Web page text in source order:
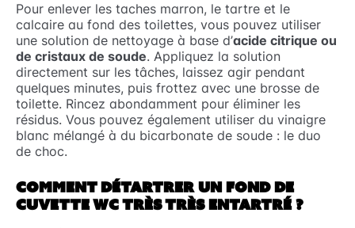
Pour enlever les taches marron, le tartre et le
calcaire au fond des toilettes, vous pouvez utiliser
une solution de nettoyage à base d’acide citrique ou
de cristaux de soude. Appliquez la solution
directement sur les tâches, laissez agir pendant
quelques minutes, puis frottez avec une brosse de
toilette. Rincez abondamment pour éliminer les
résidus. Vous pouvez également utiliser du vinaigre
blanc mélangé à du bicarbonate de soude : le duo
de choc.
COMMENT DÉTARTRER UN FOND DE
CUVETTE WC TRÈS TRÈS ENTARTRÉ ?